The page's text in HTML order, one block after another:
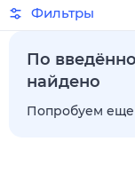
Фильтры
По
найдено
Попробуем еще